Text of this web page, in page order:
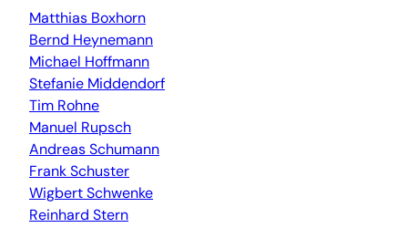
Matthias Boxhorn
Bernd Heynemann
Michael Hoffmann
Stefanie Middendorf
Tim Rohne
Manuel Rupsch
Andreas Schumann
Frank Schuster
Wigbert Schwenke
Reinhard Stern